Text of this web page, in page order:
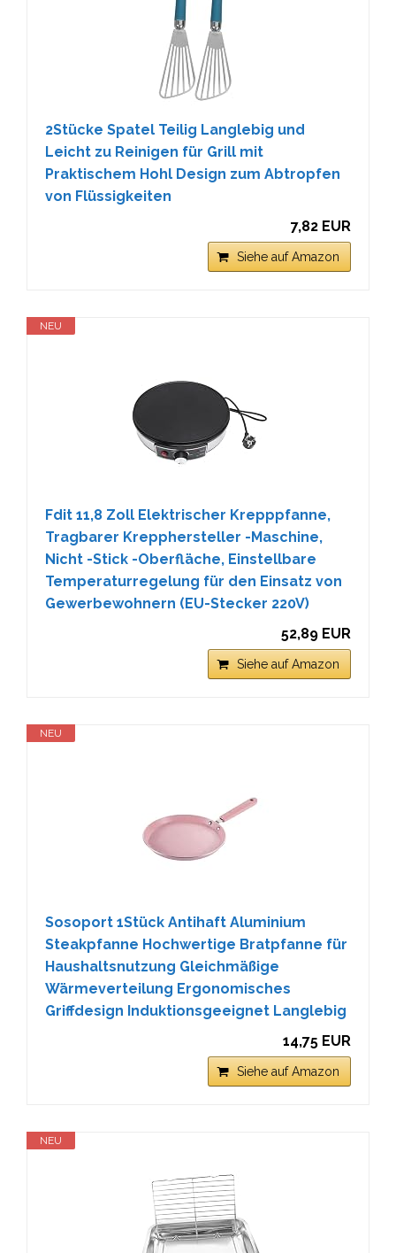
2Stücke Spatel Teilig Langlebig und
Leicht zu Reinigen für Grill mit
Praktischem Hohl Design zum Abtropfen
von Flüssigkeiten
7,82 EUR
Siehe auf Amazon
NEU
Fdit 11,8 Zoll Elektrischer Krepppfanne,
Tragbarer Krepphersteller -Maschine,
Nicht -Stick -Oberfläche, Einstellbare
Temperaturregelung für den Einsatz von
Gewerbewohnern (EU-Stecker 220V)
52,89 EUR
Siehe auf Amazon
NEU
Sosoport 1Stück Antihaft Aluminium
Steakpfanne Hochwertige Bratpfanne für
Haushaltsnutzung Gleichmäßige
Wärmeverteilung Ergonomisches
Griffdesign Induktionsgeeignet Langlebig
14,75 EUR
Siehe auf Amazon
NEU